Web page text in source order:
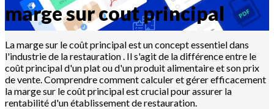
marge sur cout principal
La marge sur le coût principal est un concept essentiel dans
l'industrie de la restauration . Il s'agit de la différence entre le
coût principal d'un plat ou d'un produit alimentaire et son prix
de vente. Comprendre comment calculer et gérer efficacement
la marge sur le coût principal est crucial pour assurer la
rentabilité d'un établissement de restauration.